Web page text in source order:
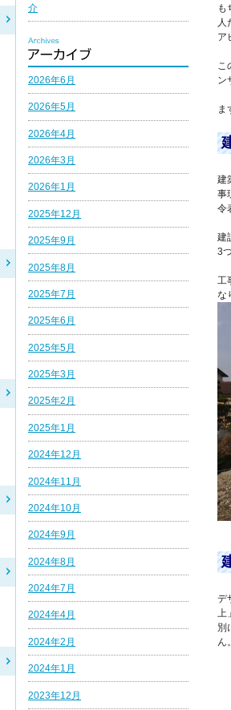
も
人
ア
こ
ン
ま
建
事
令
建
3
工
な
デ
上
別
ん
介
2026年6月
2026年5月
2026年4月
2026年3月
2026年1月
2025年12月
2025年9月
2025年8月
2025年7月
2025年6月
2025年5月
2025年3月
2025年2月
2025年1月
2024年12月
2024年11月
2024年10月
2024年9月
2024年8月
2024年7月
2024年4月
2024年2月
2024年1月
2023年12月